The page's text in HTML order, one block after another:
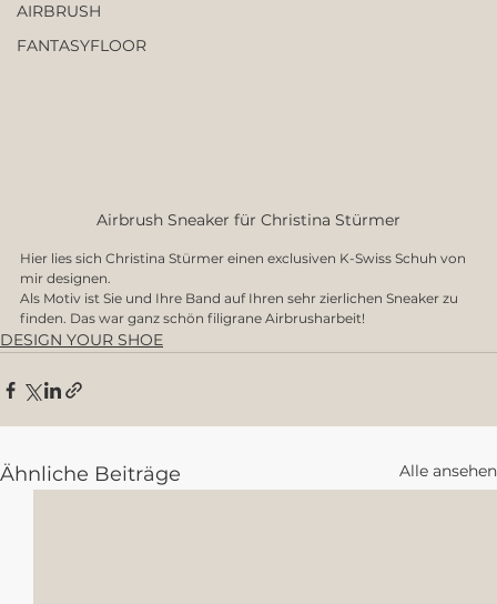
AIRBRUSH
FANTASYFLOOR
Airbrush Sneaker für Christina Stürmer
Hier lies sich Christina Stürmer einen exclusiven K-Swiss Schuh von
mir designen.
Als Motiv ist Sie und Ihre Band auf Ihren sehr zierlichen Sneaker zu
finden. Das war ganz schön filigrane Airbrusharbeit!
DESIGN YOUR SHOE
Ähnliche Beiträge Alle ansehen